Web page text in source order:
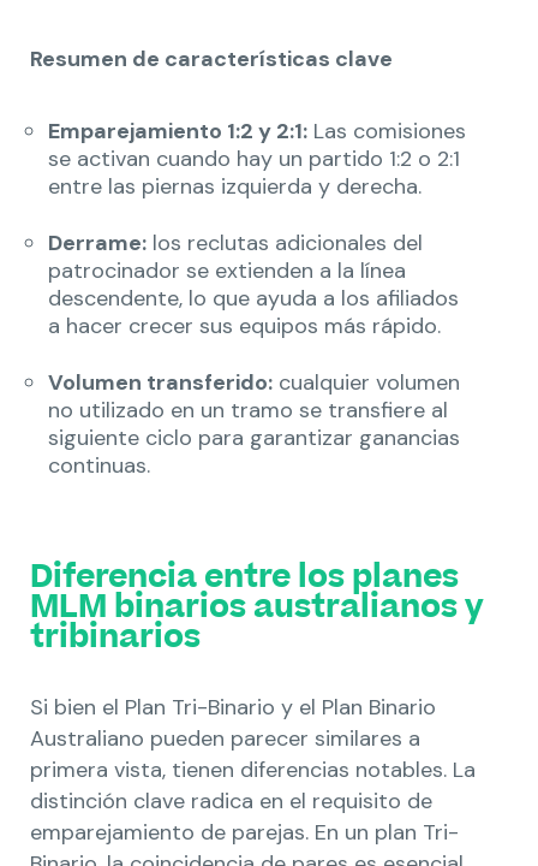
Resumen de características clave
Emparejamiento 1:2 y 2:1: Las comisiones
se activan cuando hay un partido 1:2 o 2:1
entre las piernas izquierda y derecha.
Derrame: los reclutas adicionales del
patrocinador se extienden a la línea
descendente, lo que ayuda a los afiliados
a hacer crecer sus equipos más rápido.
Volumen transferido: cualquier volumen
no utilizado en un tramo se transfiere al
siguiente ciclo para garantizar ganancias
continuas.
Diferencia entre los planes
MLM binarios australianos y
tribinarios
Si bien el Plan Tri-Binario y el Plan Binario
Australiano pueden parecer similares a
primera vista, tienen diferencias notables. La
distinción clave radica en el requisito de
emparejamiento de parejas. En un plan Tri-